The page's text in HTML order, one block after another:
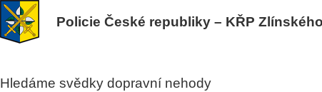
Policie České republiky – KŘP
Hledáme svědky dopravní nehody